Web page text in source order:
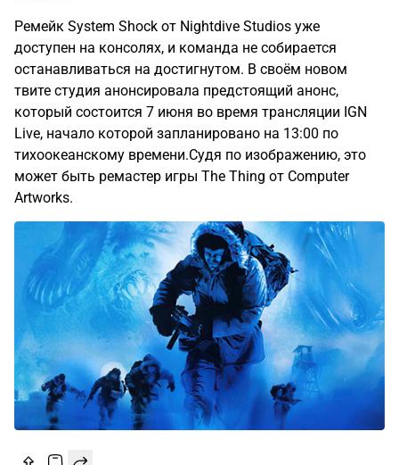
Ремейк System Shock от Nightdive Studios уже
доступен на консолях, и команда не собирается
останавливаться на достигнутом. В своём новом
твите студия анонсировала предстоящий анонс,
который состоится 7 июня во время трансляции IGN
Live, начало которой запланировано на 13:00 по
тихоокеанскому времени.Судя по изображению, это
может быть ремастер игры The Thing от Computer
Artworks.